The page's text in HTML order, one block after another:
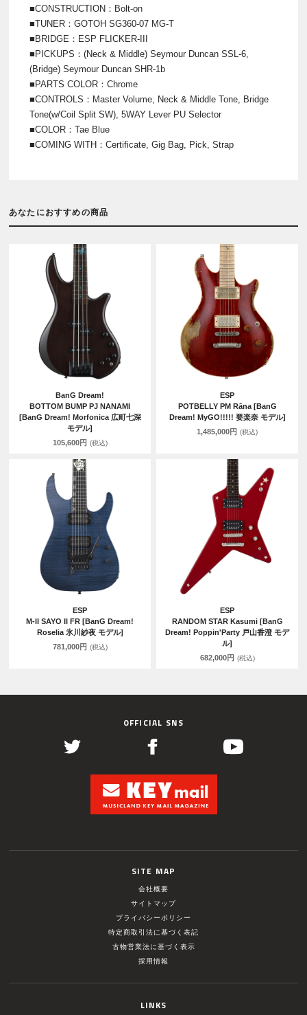
■CONSTRUCTION：Bolt-on
■TUNER：GOTOH SG360-07 MG-T
■BRIDGE：ESP FLICKER-III
■PICKUPS：(Neck & Middle) Seymour Duncan SSL-6,
(Bridge) Seymour Duncan SHR-1b
■PARTS COLOR：Chrome
■CONTROLS：Master Volume, Neck & Middle Tone, Bridge
Tone(w/Coil Split SW), 5WAY Lever PU Selector
■COLOR：Tae Blue
■COMING WITH：Certificate, Gig Bag, Pick, Strap
あなたにおすすめの商品
BanG Dream!
BOTTOM BUMP PJ NANAMI
[BanG Dream! Morfonica 広町七深
モデル]
105,600円 (税込)
ESP
POTBELLY PM Rāna [BanG
Dream! MyGO!!!!! 要楽奈 モデル]
1,485,000円 (税込)
ESP
M-II SAYO II FR [BanG Dream!
Roselia 氷川紗夜 モデル]
781,000円 (税込)
ESP
RANDOM STAR Kasumi [BanG
Dream! Poppin'Party 戸山香澄 モデ
ル]
682,000円 (税込)
OFFICIAL SNS
SITE MAP
会社概要
サイトマップ
プライバシーポリシー
特定商取引法に基づく表記
古物営業法に基づく表示
採用情報
LINKS